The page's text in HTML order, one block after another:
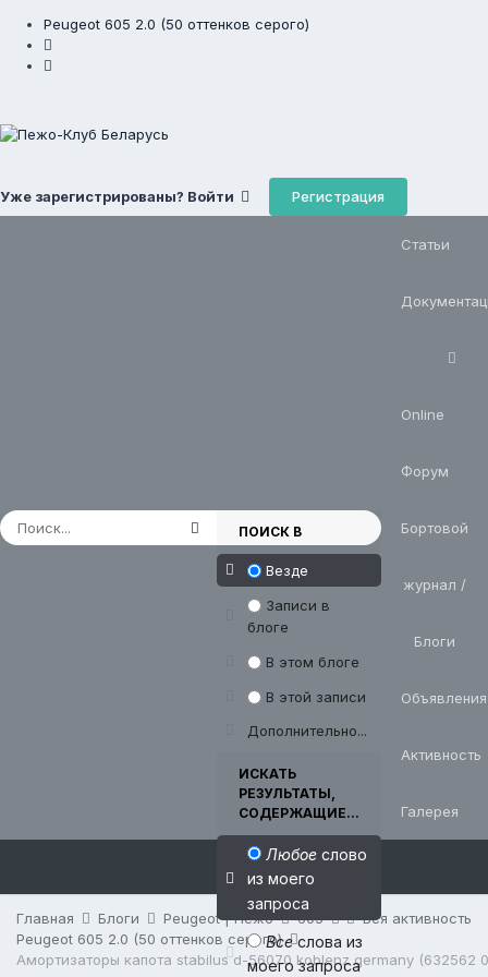
Peugeot 605 2.0 (50 оттенков серого)
Уже зарегистрированы? Войти Регистрация
ПОИСК В
Везде
Записи в
блоге
В этом блоге
В этой записи
Дополнительно...
ИСКАТЬ
РЕЗУЛЬТАТЫ,
СОДЕРЖАЩИЕ...
Любое слово
из моего
запроса
Всеслова из
моего запроса
Статьи
Online
Форум
Бортовой
журнал /
Блоги
Объявления
Активность
Галерея
Вся активность
Главная Блоги Peugeot | Пежо
605
Peugeot 605 2.0 (50 оттенков серого)